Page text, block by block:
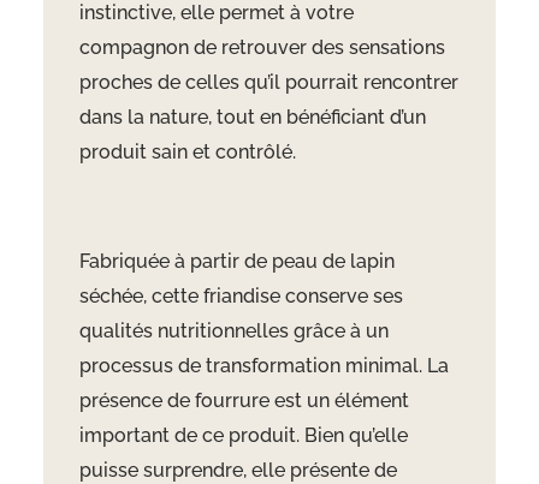
instinctive, elle permet à votre
compagnon de retrouver des sensations
proches de celles qu’il pourrait rencontrer
dans la nature, tout en bénéficiant d’un
produit sain et contrôlé.
Fabriquée à partir de peau de lapin
séchée, cette friandise conserve ses
qualités nutritionnelles grâce à un
processus de transformation minimal. La
présence de fourrure est un élément
important de ce produit. Bien qu’elle
puisse surprendre, elle présente de